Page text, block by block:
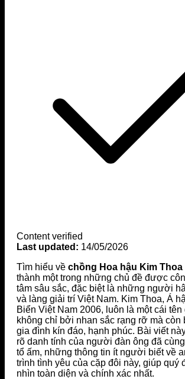
Content verified
Last updated: 14/05/2026
Tìm hiểu về chồng Hoa hậu Kim Thoa
thành một trong những chủ đề được
tâm sâu sắc, đặc biệt là những người
và làng giải trí Việt Nam. Kim Thoa, Á
Biển Việt Nam 2006, luôn là một cái tên
không chỉ bởi nhan sắc rạng rỡ mà còn
gia đình kín đáo, hạnh phúc. Bài viết
rõ danh tính của người đàn ông đã
tổ ấm, những thông tin ít người biết về
trình tình yêu của cặp đôi này, giúp quý
nhìn toàn diện và chính xác nhất.